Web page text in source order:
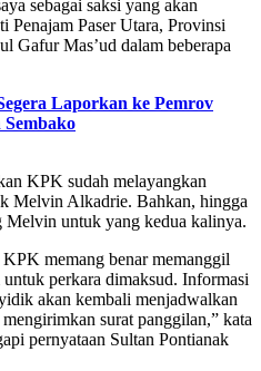
sebagai saksi yang akan
Penajam Paser Utara, Provinsi
Gafur Mas’ud dalam beberapa
Laporkan ke Pemrov
KPK sudah melayangkan
Melvin Alkadrie. Bahkan, hingga
untuk yang kedua kalinya.
memang benar memanggil
perkara dimaksud. Informasi
akan kembali menjadwalkan
surat panggilan,” kata
pernyataan Sultan Pontianak